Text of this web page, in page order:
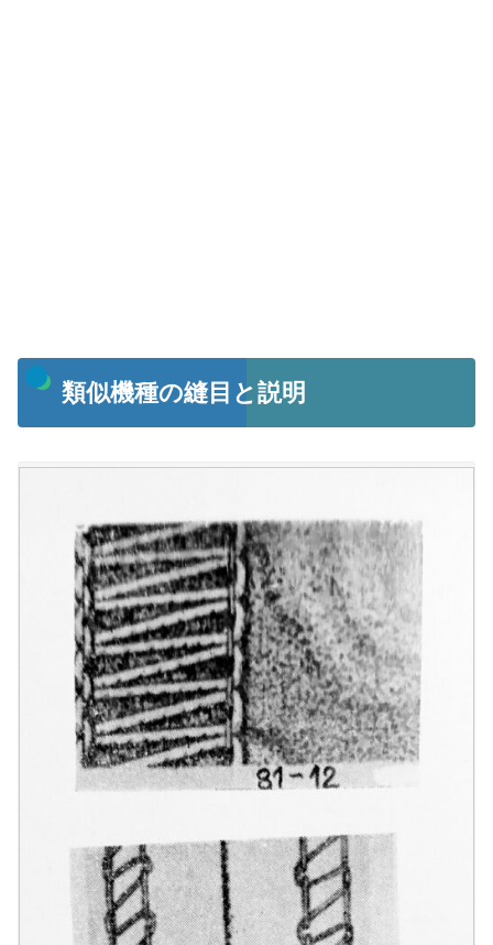
類似機種の縫目と説明